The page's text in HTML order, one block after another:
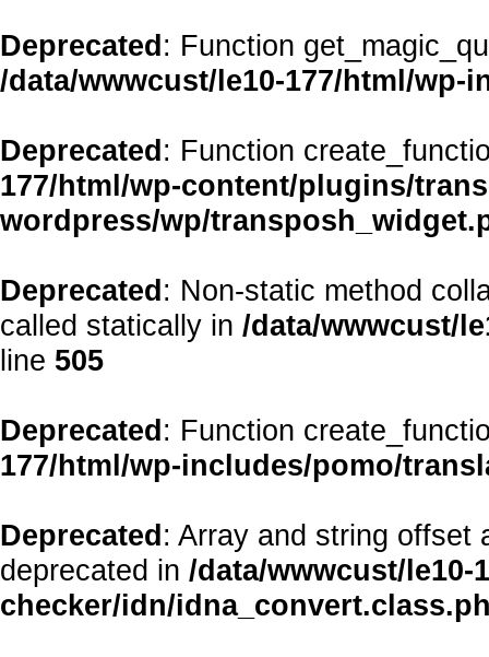
Deprecated: Function
/data/wwwcust/le10-177/html/wp-
Deprecated: Function
177/html/wp-content/plugins/
wordpress/wp/
Deprecated: Non-static method
called statically in /data/wwwcust/
line 505
Deprecated: Function
177/html/wp-includes/pomo/
Deprecated: Array and string offset
deprecated in /data/wwwcust/
checker/idn/